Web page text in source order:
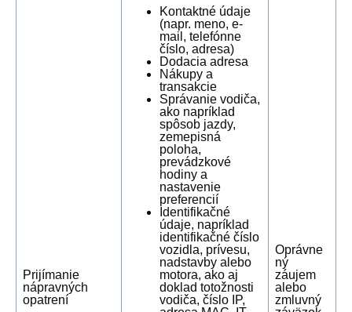
Prijímanie
nápravných
opatrení
Kontaktné údaje
(napr. meno, e-
mail, telefónne
číslo, adresa)
Dodacia adresa
Nákupy a
transakcie
Správanie vodiča,
ako napríklad
spôsob jazdy,
zemepisná
poloha,
prevádzkové
hodiny a
nastavenie
preferencií
Identifikačné
údaje, napríklad
identifikačné číslo
vozidla, prívesu,
nadstavby alebo
motora, ako aj
doklad totožnosti
vodiča, číslo IP,
Oprávne
ný
záujem
alebo
zmluvný